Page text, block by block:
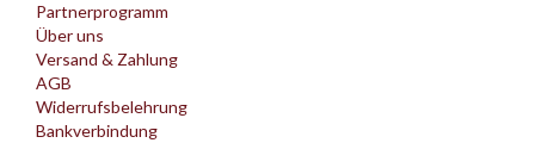
Partnerprogramm
Über uns
Versand & Zahlung
AGB
Widerrufsbelehrung
Bankverbindung